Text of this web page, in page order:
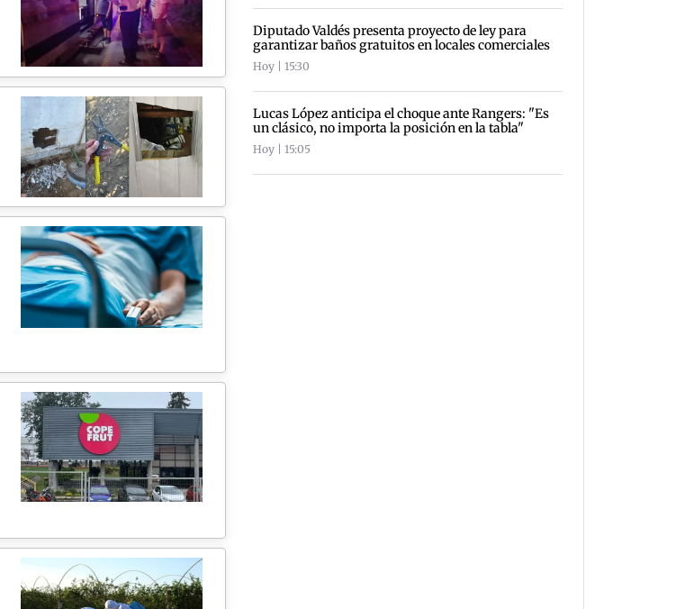
Diputado Valdés presenta proyecto de ley para
garantizar baños gratuitos en locales comerciales
Hoy | 15:30
Lucas López anticipa el choque ante Rangers: "Es
un clásico, no importa la posición en la tabla"
Hoy | 15:05